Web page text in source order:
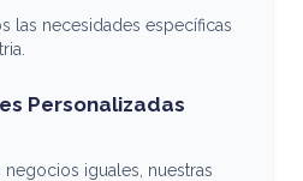
las necesidades específicas
Personalizadas
negocios iguales, nuestras